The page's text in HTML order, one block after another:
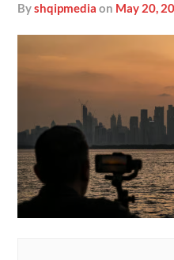
byshqipmedia on May 20,